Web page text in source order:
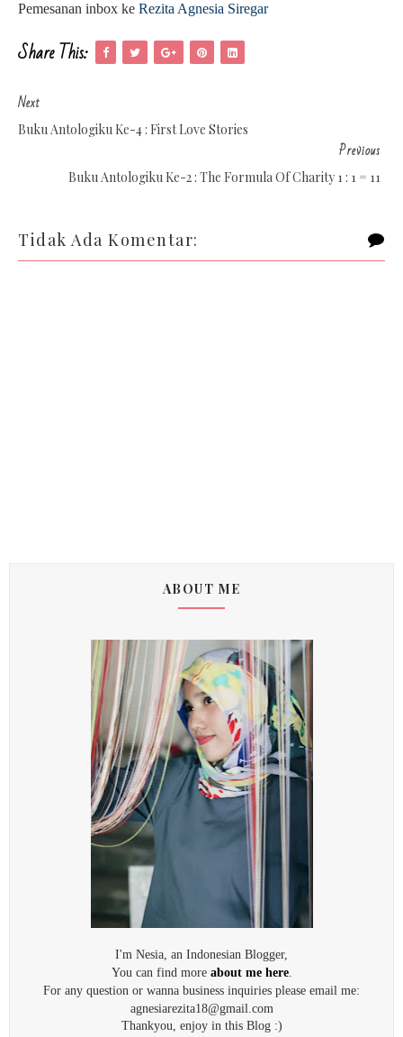
Pemesanan inbox ke Rezita Agnesia Siregar
Share This:
Next
Buku Antologiku Ke-4 : First Love Stories
Previous
Buku Antologiku Ke-2 : The Formula Of Charity 1 : 1 = 11
Tidak Ada Komentar:
ABOUT ME
I'm Nesia, an Indonesian Blogger,
You can find more about me here.
For any question or wanna business inquiries please email me:
agnesiarezita18@gmail.com
Thankyou, enjoy in this Blog :)